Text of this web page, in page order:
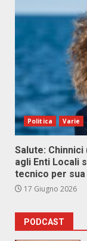
Politica Varie
Salute:
agli Enti Locali
tecnico per
17 Giugno 2026
PODCAST